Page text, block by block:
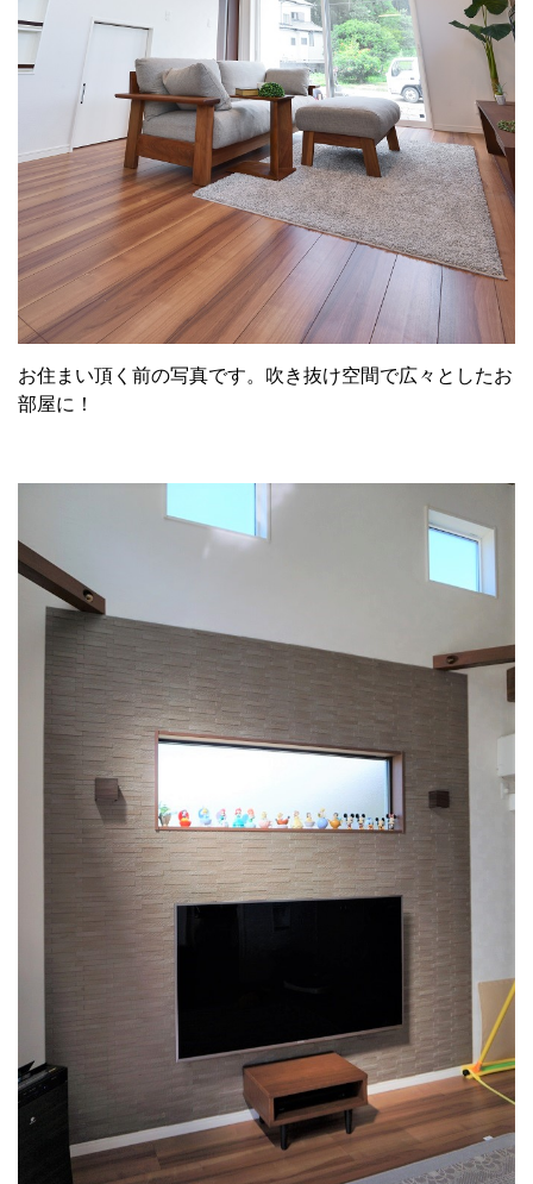
お住まい頂く前の写真です。吹き抜け空間で広々としたお
部屋に！